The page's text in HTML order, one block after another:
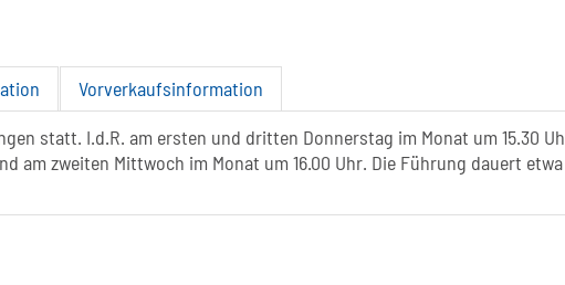
Vorverkaufsinformation
statt. I.d.R. am ersten und dritten Donnerstag im Monat um 15.30
am zweiten Mittwoch im Monat um 16.00 Uhr. Die Führung dauert etwa